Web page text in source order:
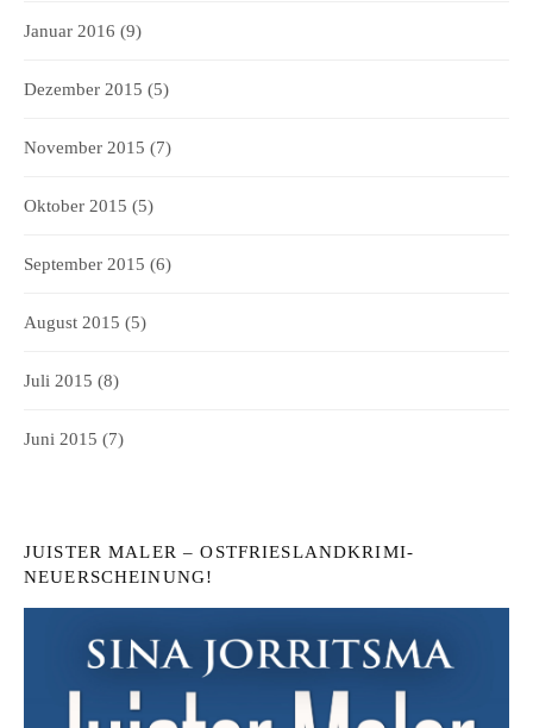
Januar 2016 (9)
Dezember 2015 (5)
November 2015 (7)
Oktober 2015 (5)
September 2015 (6)
August 2015 (5)
Juli 2015 (8)
Juni 2015 (7)
JUISTER MALER – OSTFRIESLANDKRIMI-
NEUERSCHEINUNG!